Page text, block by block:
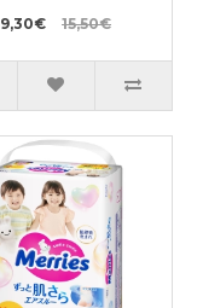
9,30€ 15,50€